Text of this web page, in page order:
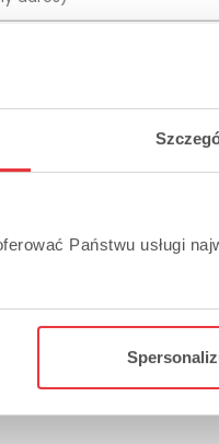
Państwu usługi